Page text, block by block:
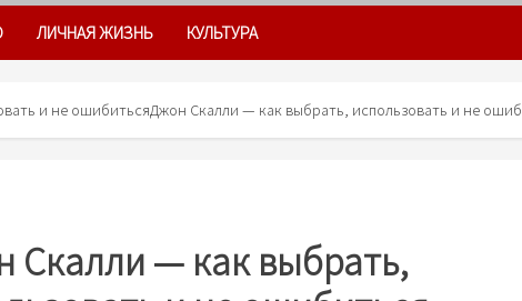
ЛИЧНАЯ ЖИЗНЬ КУЛЬТУРА
и не ошибитьсяДжон Скалли — как выбрать, использовать и не
Скалли — как выбрать,